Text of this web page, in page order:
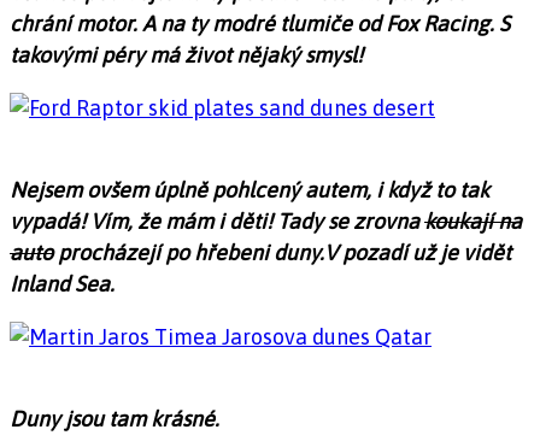
chrání motor. A na ty modré tlumiče od Fox Racing. S
takovými péry má život nějaký smysl!
Nejsem ovšem úplně pohlcený autem, i když to tak
vypadá! Vím, že mám i děti! Tady se zrovnakoukají na
autoprocházejí po hřebeni duny.V pozadí už je vidět
Inland Sea.
Duny jsou tam krásné.